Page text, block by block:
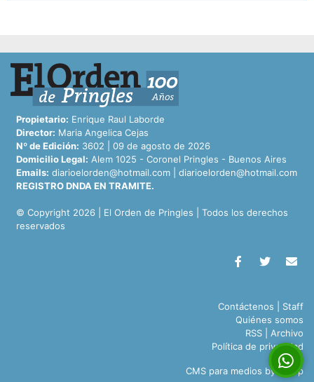
Propietario: Enrique Raul Laborde
Director: Maria Angelica Cejas
Nº de Edición: 3602 | 09 de agosto de 2026
Domicilio Legal: Alem 1025 - Coronel Pringles - Buenos Aires
Emails: diarioelorden@hotmail.com
diarioelorden@hotmail.com
REGISTRO DNDA EN TRAMITE.
© Copyright 2026 | El Orden de Pringles | Todos los derechos
reservados
Contáctenos
Staff
Quiénes somos
RSS
Archivo
Política de privacidad
CMS para medios by Troop